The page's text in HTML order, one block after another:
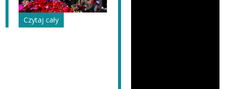
Czytaj cały